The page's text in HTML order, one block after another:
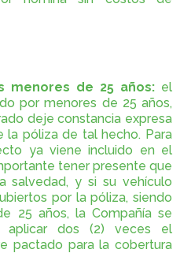
menores de 25 años: el
por menores de 25 años,
deje constancia expresa
la póliza de tal hecho. Para
ya viene incluido en el
tener presente que
salvedad, y si su vehículo
por la póliza, siendo
25 años, la Compañía se
aplicar dos (2) veces el
pactado para la cobertura